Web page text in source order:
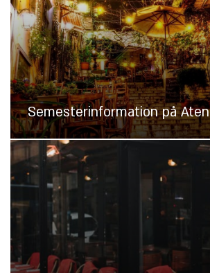
Semesterinformation på Aten